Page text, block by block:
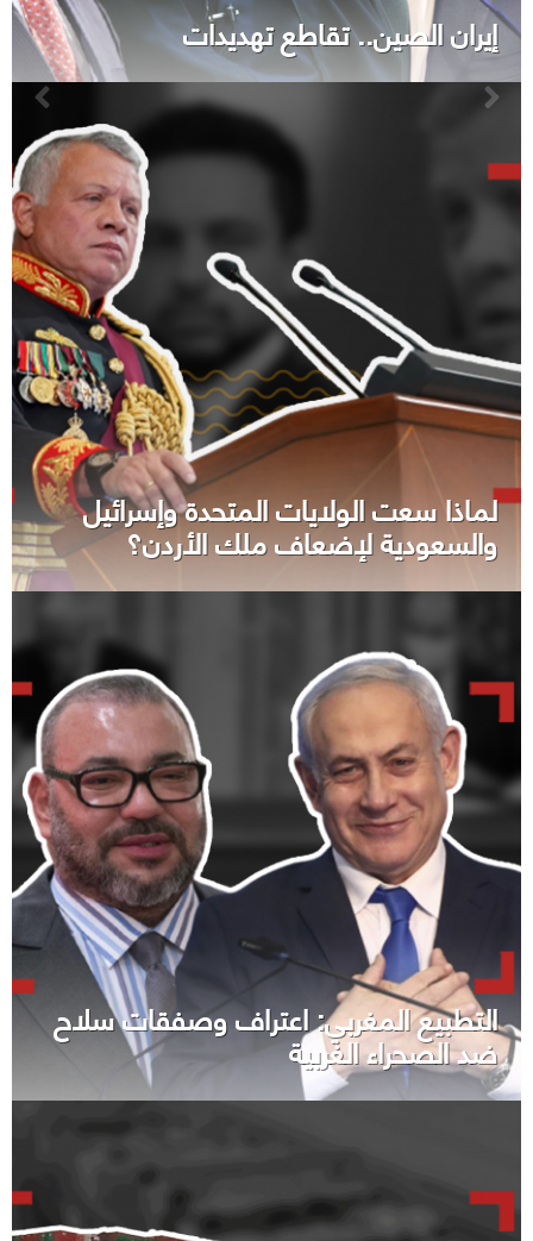
إيران الصين.. تقاطع تهديدات
لماذا سعت الولايات المتحدة وإسرائيل
والسعودية لإضعاف ملك الأردن؟
التطبيع المغربي: اعتراف وصفقات سلاح
ضد الصحراء الغربية